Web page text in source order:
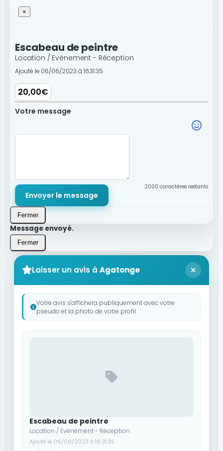
×
Escabeau de peintre
Location / Evénement - Réception
Ajouté le 06/06/2023 à 16:31:35
20,00€
Votre message
2000 caractères restants
Envoyer le message
Fermer
Message envoyé.
Fermer
Laisser un avis à Agatonge
Votre avis s'affichera publiquement avec votre
pseudo et la photo de votre profil.
Escabeau de peintre
Location / Evénement - Réception
Ajouté le 06/06/2023 à 16:31:35